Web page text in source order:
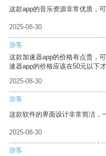
这款app的音乐资源非常优质，
2025-08-30
游客
这款加速器app的价格有点贵，
速器app的价格应该在50元以下才
2025-08-30
游客
这款软件的界面设计非常简洁，
2025-08-30
游客